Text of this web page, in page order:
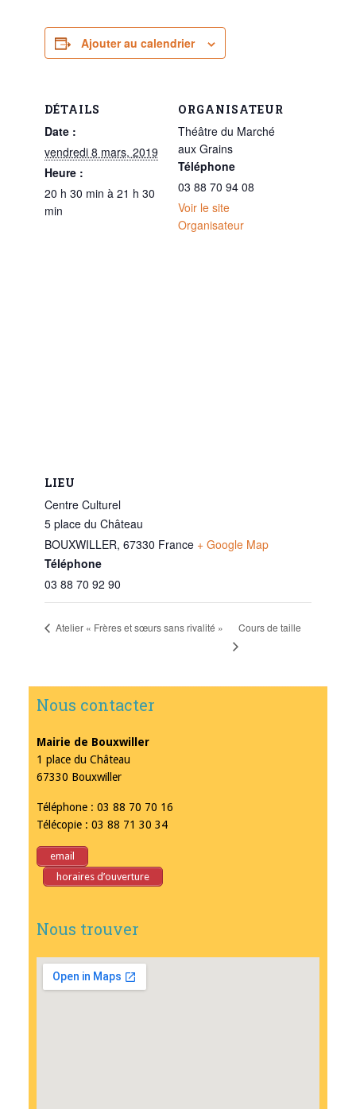
Ajouter au calendrier
DÉTAILS
Date :
vendredi 8 mars, 2019
Heure :
20 h 30 min à 21 h 30
min
ORGANISATEUR
Théâtre du Marché
aux Grains
Téléphone
03 88 70 94 08
Voir le site
Organisateur
LIEU
Centre Culturel
5 place du Château
BOUXWILLER, 67330 France + Google Map
Téléphone
03 88 70 92 90
Atelier « Frères et sœurs sans rivalité » Cours de taille
Nous contacter
Mairie de Bouxwiller
1 place du Château
67330 Bouxwiller
Téléphone : 03 88 70 70 16
Télécopie : 03 88 71 30 34
email
horaires d’ouverture
Nous trouver